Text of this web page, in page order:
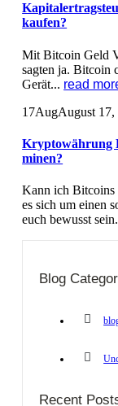
kaufen?
Mit Bitcoin Geld
sagten ja. Bitcoin
Gerät... read
17AugAugust 17,
Kryptowährung
minen?
Kann ich Bitcoins
es sich um einen
euch bewusst
Blog
Recent